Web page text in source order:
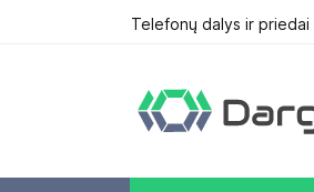
Telefonų dalys ir priedai